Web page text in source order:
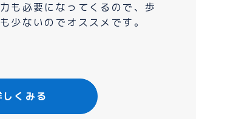
も必要になってくるので、歩
少ないのでオススメです。
しくみる